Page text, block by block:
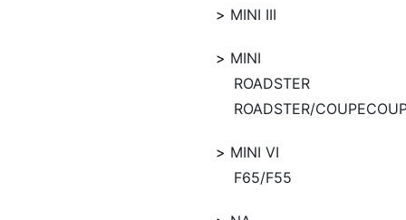
MINI III
MINI
ROADSTER
ROADSTER/
MINI VI
F65/F55